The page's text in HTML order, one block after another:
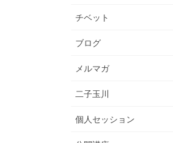
チベット
ブログ
メルマガ
二子玉川
個人セッション